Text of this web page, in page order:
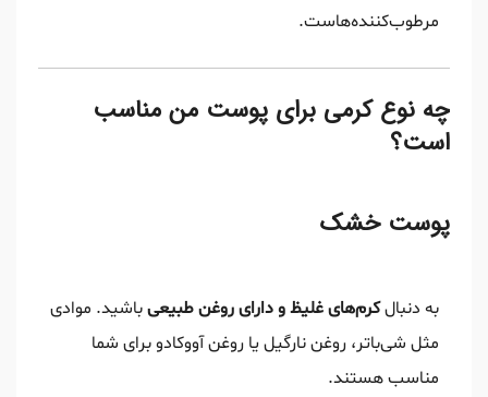
مرطوب‌کننده‌هاست.
چه نوع کرمی برای پوست من مناسب
است؟
پوست خشک
به دنبالکرم‌های غلیظ و دارای روغن طبیعیباشید. موادی
مثل شی‌باتر، روغن نارگیل یا روغن آووکادو برای شما
مناسب هستند.